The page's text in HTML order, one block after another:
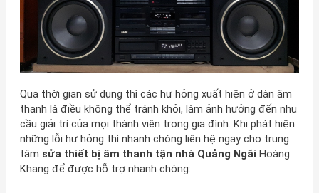
Qua thời gian sử dụng thì các hư hỏng xuất hiện ở dàn âm
thanh là điều không thể tránh khỏi, làm ảnh hưởng đến nhu
cầu giải trí của mọi thành viên trong gia đình. Khi phát hiện
những lỗi hư hỏng thì nhanh chóng liên hệ ngay cho trung
tâm sửa thiết bị âm thanh tận nhà Quảng Ngãi Hoàng
Khang để được hỗ trợ nhanh chóng: